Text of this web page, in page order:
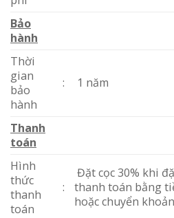
Bảo
hành
Thời
gian
bảo
hành
: 1 năm
Thanh
toán
Hình
thức
thanh
toán
:
Đặt cọc 30% khi
thanh toán bằng
hoặc chuyển